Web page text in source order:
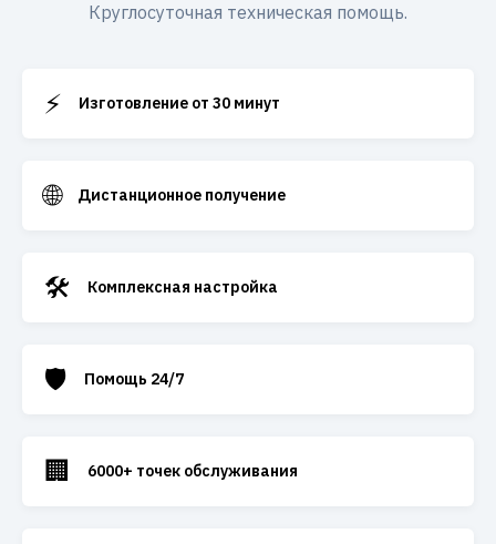
Круглосуточная техническая помощь.
⚡ Изготовление от 30 минут
🌐 Дистанционное получение
🛠️ Комплексная настройка
🛡️ Помощь 24/7
🏢 6000+ точек обслуживания